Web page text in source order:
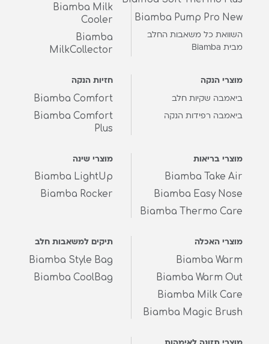
Biamba Pump Pro New
השוואת כל משאבות החלב
מבית Biamba
Biamba Milk
Cooler
Biamba
MilkCollector
מוצרי הנקה
ביאמבה שקיות חלב
ביאמבה רפידות הנקה
חזיות הנקה
Biamba Comfort
Biamba Comfort
Plus
מוצרי בריאות
Biamba Take Air
Biamba Easy Nose
Biamba Thermo Care
מוצרי שינה
Biamba LightUp
Biamba Rocker
מוצרי האכלה
Biamba Warm
Biamba Warm Out
Biamba Milk Care
Biamba Magic Brush
תיקים למשאבות חלב
Biamba Style Bag
Biamba CoolBag